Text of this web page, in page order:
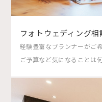
フォトウェディング相
経験豊富なプランナーがご
ご予算など気になることは